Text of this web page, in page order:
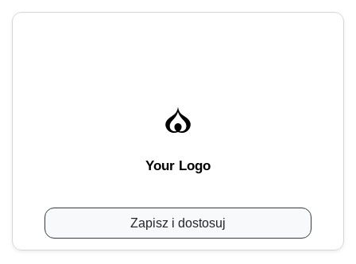
Your Logo
Zapisz i dostosuj